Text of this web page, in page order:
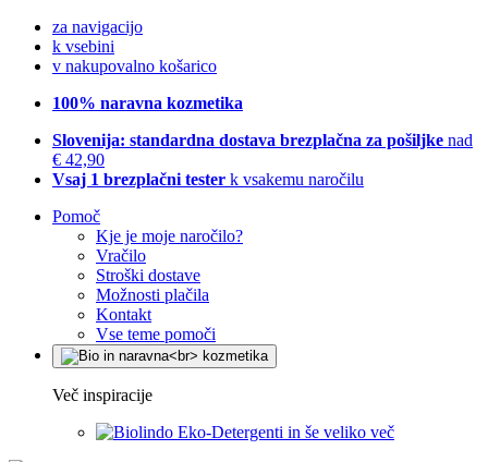
za navigacijo
k vsebini
v nakupovalno košarico
100% naravna kozmetika
Slovenija: standardna dostava brezplačna za pošiljke nad
€ 42,90
Vsaj 1 brezplačni tester k vsakemu naročilu
Pomoč
Kje je moje naročilo?
Vračilo
Stroški dostave
Možnosti plačila
Kontakt
Vse teme pomoči
Več inspiracije
Eko-Detergenti in še veliko več